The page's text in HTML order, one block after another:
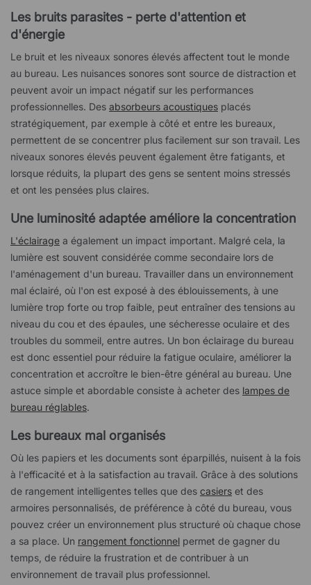
Les bruits parasites - perte d'attention et
d'énergie
Le bruit et les niveaux sonores élevés affectent tout le monde
au bureau. Les nuisances sonores sont source de distraction et
peuvent avoir un impact négatif sur les performances
professionnelles. Des absorbeurs acoustiques placés
stratégiquement, par exemple à côté et entre les bureaux,
permettent de se concentrer plus facilement sur son travail. Les
niveaux sonores élevés peuvent également être fatigants, et
lorsque réduits, la plupart des gens se sentent moins stressés
et ont les pensées plus claires.
Une luminosité adaptée améliore la concentration
L'éclairage a également un impact important. Malgré cela, la
lumière est souvent considérée comme secondaire lors de
l'aménagement d'un bureau. Travailler dans un environnement
mal éclairé, où l'on est exposé à des éblouissements, à une
lumière trop forte ou trop faible, peut entraîner des tensions au
niveau du cou et des épaules, une sécheresse oculaire et des
troubles du sommeil, entre autres. Un bon éclairage du bureau
est donc essentiel pour réduire la fatigue oculaire, améliorer la
concentration et accroître le bien-être général au bureau. Une
astuce simple et abordable consiste à acheter des lampes de
bureau réglables.
Les bureaux mal organisés
Où les papiers et les documents sont éparpillés, nuisent à la fois
à l'efficacité et à la satisfaction au travail. Grâce à des solutions
de rangement intelligentes telles que des casiers et des
armoires personnalisés, de préférence à côté du bureau, vous
pouvez créer un environnement plus structuré où chaque chose
a sa place. Un rangement fonctionnel permet de gagner du
temps, de réduire la frustration et de contribuer à un
environnement de travail plus professionnel.